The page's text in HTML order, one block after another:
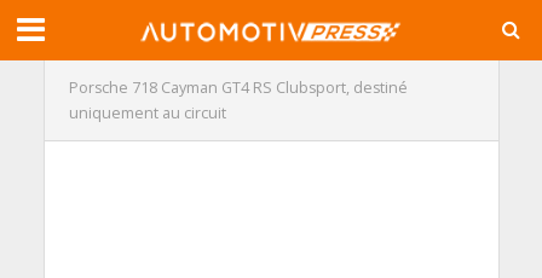
Porsche 718 Cayman GT4 RS Clubsport, destiné
uniquement au circuit